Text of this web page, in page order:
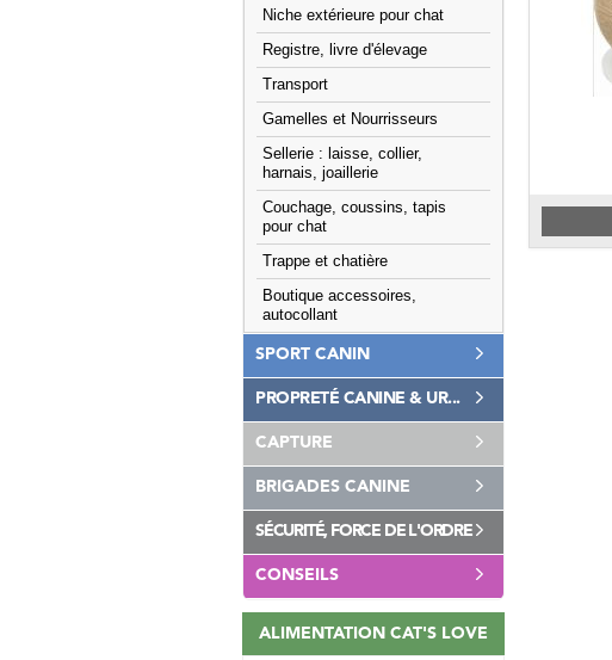
Niche extérieure pour chat
Registre, livre d'élevage
Transport
Gamelles et Nourrisseurs
Sellerie : laisse, collier,
harnais, joaillerie
Couchage, coussins, tapis
pour chat
Trappe et chatière
Boutique accessoires,
autocollant
SPORT CANIN
PROPRETÉ CANINE & UR...
CAPTURE
BRIGADES CANINE
SÉCURITÉ, FORCE DE L'ORDRE
CONSEILS
ALIMENTATION CAT'S LOVE